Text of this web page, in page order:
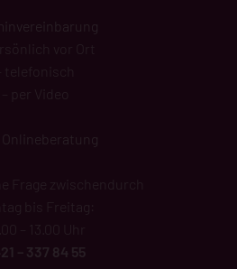
– per Video
Onlineberatung
Frage zwischendurch
bis Freitag:
– 337 84 55